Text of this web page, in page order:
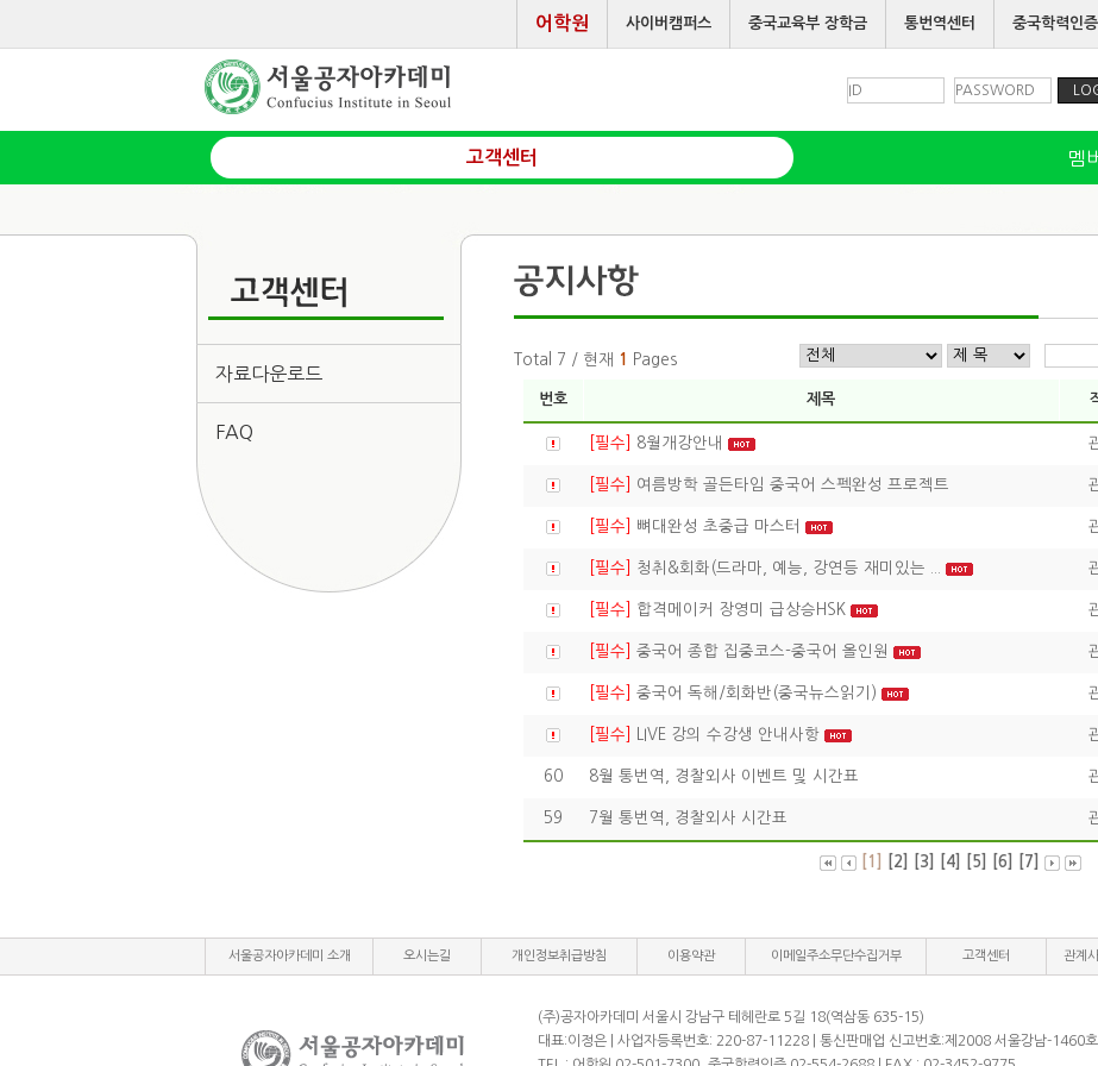
어학원 사이버캠퍼스 중국교육부 장학금 통번역센터 중국학력인증
고객센터 멤
자료다운로드
FAQ
Total 7 / 현재 1 Pages
번호 제목
[필수] 8월개강안내
[필수] 여름방학 골든타임 중국어 스펙완성 프로젝트
[필수] 뼈대완성 초중급 마스터
[필수] 청취&회화(드라마, 예능, 강연등 재미있는 ...
[필수] 합격메이커 장영미 급상승HSK
[필수] 중국어 종합 집중코스-중국어 올인원
[필수] 중국어 독해/회화반(중국뉴스읽기)
[필수] LIVE 강의 수강생 안내사항
60 8월 통번역, 경찰외사 이벤트 및 시간표
59 7월 통번역, 경찰외사 시간표
[1] [2] [3] [4] [5] [6] [7]
서울공자아카데미 소개 오시는길 개인정보취급방침 이용약관 이메일주소무단수집거부 고객센터 관계
(주)공자아카데미 서울시 강남구 테헤란로 5길 18(역삼동 635-15)
대표:이정은 | 사업자등록번호: 220-87-11228 | 통신판매업 신고번호:제2008 서울강남-1460호